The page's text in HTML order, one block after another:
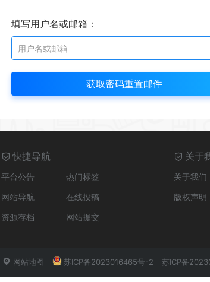
填写用户名或邮箱：
快捷导航
平台公告
热门标签
网站导航
在线投稿
资源存档
网站提交
关于
关于我们
版权声明
网站地图 苏ICP备2023016465号-2 苏ICP备